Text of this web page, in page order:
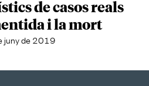
de casos reals
i la mort
juny de 2019